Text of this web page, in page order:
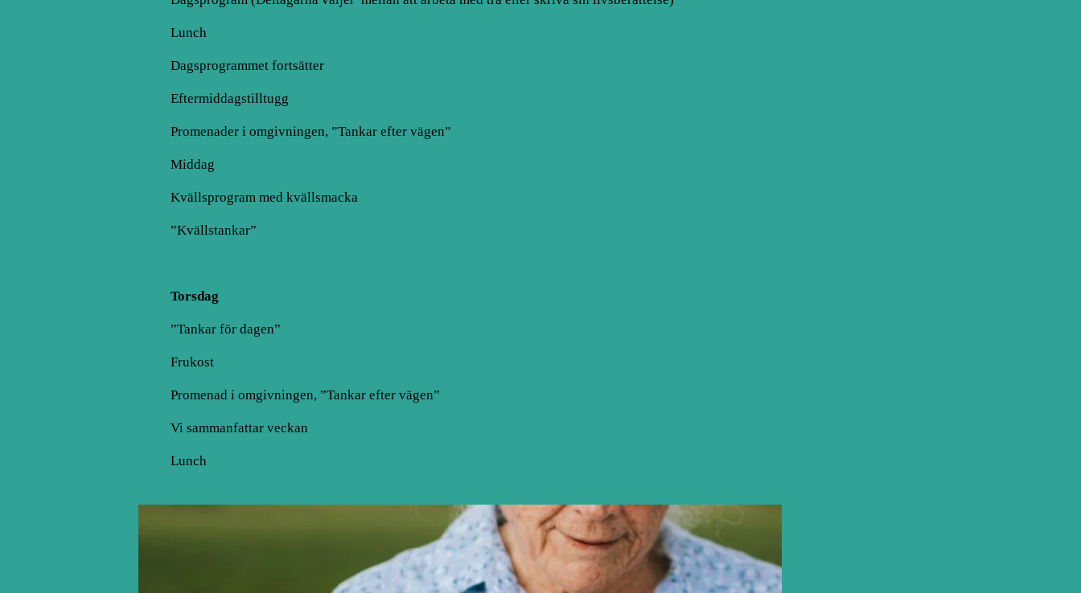
Lunch
Dagsprogrammet fortsätter
Eftermiddagstilltugg
Promenader i omgivningen, ”Tankar efter vägen”
Middag
Kvällsprogram med kvällsmacka
”Kvällstankar”
Torsdag
”Tankar för dagen”
Frukost
Promenad i omgivningen, ”Tankar efter vägen”
Vi sammanfattar veckan
Lunch